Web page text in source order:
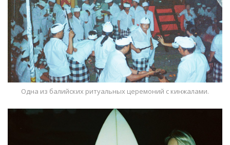
Одна из балийских ритуальных церемоний с кинжалами.